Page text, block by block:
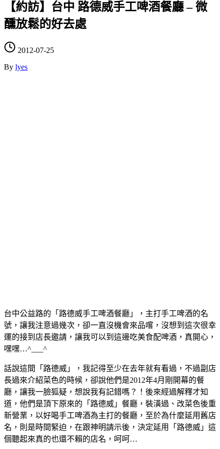
【約訪】台中 路德威手工啤酒餐廳 – 微
醺放鬆的好去處
2012-07-25
By lyes
台中公益路的「路德威手工啤酒餐廳」，主打手工啤酒的名
號，讓我注意過幾次，卻一直沒機會來品嚐，沒想到這次很幸
運的接到店長邀請，讓我可以到這邊吃美食配啤酒，真開心，
嘿嘿…^___^
話說這間「路德威」，我記得至少在去年就有看過，不過副店
長過來介紹菜色的時候，卻說他們是2012年4月剛開幕的餐
廳，讓我一臉狐疑，想說我有記錯嗎？！後來經過解釋才知
道，他們是頂下原來的「路德威」餐廳，裝潢過、改菜色後重
新營業，以好喝手工啤酒為主打的餐廳，至於為什麼延用舊店
名，則是時間緊迫，在跟神明請示後，決定延用「路德威」這
個聽起來真的也還不賴的店名，呵呵…